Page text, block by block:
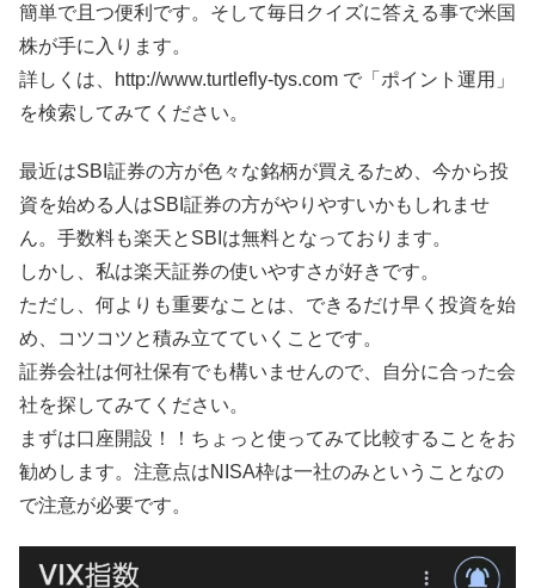
簡単で且つ便利です。そして毎日クイズに答える事で米国
株が手に入ります。
詳しくは、http://www.turtlefly-tys.com で「ポイント運用」
を検索してみてください。
最近はSBI証券の方が色々な銘柄が買えるため、今から投
資を始める人はSBI証券の方がやりやすいかもしれませ
ん。手数料も楽天とSBIは無料となっております。
しかし、私は楽天証券の使いやすさが好きです。
ただし、何よりも重要なことは、できるだけ早く投資を始
め、コツコツと積み立てていくことです。
証券会社は何社保有でも構いませんので、自分に合った会
社を探してみてください。
まずは口座開設！！ちょっと使ってみて比較することをお
勧めします。注意点はNISA枠は一社のみということなの
で注意が必要です。